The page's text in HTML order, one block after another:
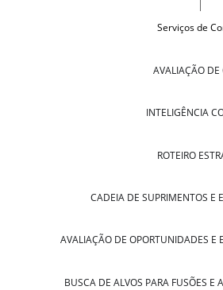
Serviços de
AVALIAÇÃO DE
INTELIGÊNCIA
ROTEIRO
CADEIA DE SUPRIMENTOS E
AVALIAÇÃO DE OPORTUNIDADES E
BUSCA DE ALVOS PARA FUSÕES E